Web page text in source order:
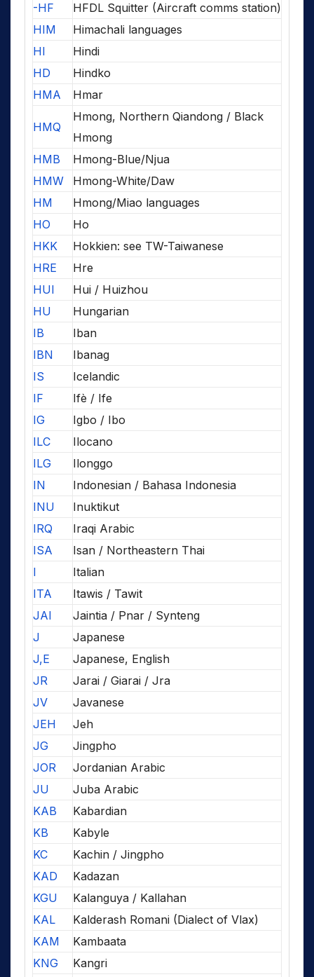
-HF
HFDL Squitter (Aircraft comms station)
HIM
Himachali languages
HI
Hindi
HD
Hindko
HMA
Hmar
HMQ
Hmong, Northern Qiandong / Black
Hmong
HMB
Hmong-Blue/Njua
HMW
Hmong-White/Daw
HM
Hmong/Miao languages
HO
Ho
HKK
Hokkien: see TW-Taiwanese
HRE
Hre
HUI
Hui / Huizhou
HU
Hungarian
IB
Iban
IBN
Ibanag
IS
Icelandic
IF
Ifè / Ife
IG
Igbo / Ibo
ILC
Ilocano
ILG
Ilonggo
IN
Indonesian / Bahasa Indonesia
INU
Inuktikut
IRQ
Iraqi Arabic
ISA
Isan / Northeastern Thai
I
Italian
ITA
Itawis / Tawit
JAI
Jaintia / Pnar / Synteng
J
Japanese
J,E
Japanese, English
JR
Jarai / Giarai / Jra
JV
Javanese
JEH
Jeh
JG
Jingpho
JOR
Jordanian Arabic
JU
Juba Arabic
KAB
Kabardian
KB
Kabyle
KC
Kachin / Jingpho
KAD
Kadazan
KGU
Kalanguya / Kallahan
KAL
Kalderash Romani (Dialect of Vlax)
KAM
Kambaata
KNG
Kangri